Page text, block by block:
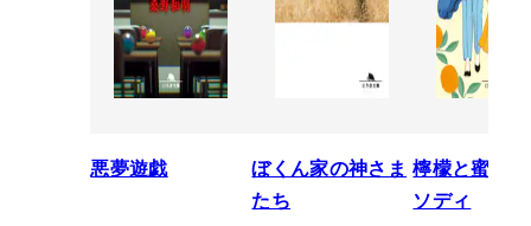
悪夢遊戯
ぼくん家の神さま
たち
檸檬と蜜柑
ソディ